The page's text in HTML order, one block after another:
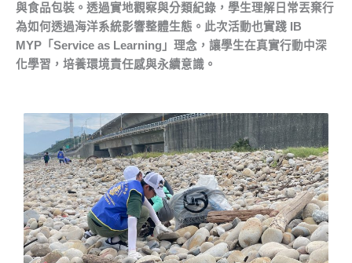
與食品包裝。透過實地觀察與分類紀錄，學生理解日常丟棄行
為如何透過海洋系統影響整體生態。此次活動也實踐 IB
MYP 「 Service as Learning 」理念，讓學生在真實行動中深
化學習，培養環境責任感與永續意識。